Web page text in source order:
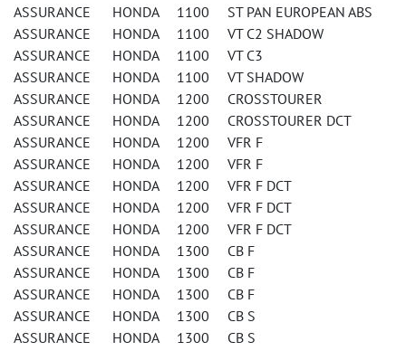
ASSURANCE HONDA 1100 ST PAN EUROPEAN ABS
ASSURANCE HONDA 1100 VT C2 SHADOW
ASSURANCE HONDA 1100 VT C3
ASSURANCE HONDA 1100 VT SHADOW
ASSURANCE HONDA 1200 CROSSTOURER
ASSURANCE HONDA 1200 CROSSTOURER DCT
ASSURANCE HONDA 1200 VFR F
ASSURANCE HONDA 1200 VFR F
ASSURANCE HONDA 1200 VFR F DCT
ASSURANCE HONDA 1200 VFR F DCT
ASSURANCE HONDA 1200 VFR F DCT
ASSURANCE HONDA 1300 CB F
ASSURANCE HONDA 1300 CB F
ASSURANCE HONDA 1300 CB F
ASSURANCE HONDA 1300 CB S
ASSURANCE HONDA 1300 CB S